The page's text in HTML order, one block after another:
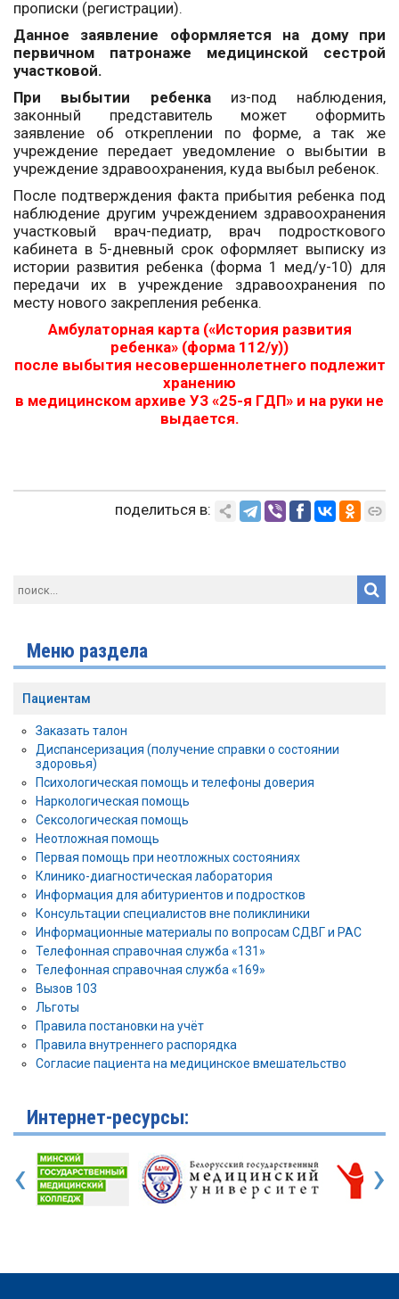
прописки (регистрации).
Данное заявление оформляется на дому при
первичном патронаже медицинской сестрой
участковой.
При выбытии ребенкаиз-под наблюдения,
законный представитель может оформить
заявление об откреплении по форме, а так же
учреждение передает уведомление о выбытии в
учреждение здравоохранения, куда выбыл ребенок.
После подтверждения факта прибытия ребенка под
наблюдение другим учреждением здравоохранения
участковый врач-педиатр, врач подросткового
кабинета в 5-дневный срок оформляет выписку из
истории развития ребенка (форма 1 мед/у-10) для
передачи их в учреждение здравоохранения по
месту нового закрепления ребенка.
Амбулаторная карта («История развития
ребенка» (форма 112/у))
после выбытия несовершеннолетнего подлежит
хранению
в медицинском архиве УЗ «25-я ГДП» и на руки не
выдается.
поделиться в:
Меню раздела
Пациентам
Заказать талон
Диспансеризация (получение справки о состоянии
здоровья)
Психологическая помощь и телефоны доверия
Наркологическая помощь
Сексологическая помощь
Неотложная помощь
Первая помощь при неотложных состояниях
Клинико-диагностическая лаборатория
Информация для абитуриентов и подростков
Консультации специалистов вне поликлиники
Информационные материалы по вопросам СДВГ и РАС
Телефонная справочная служба «131»
Телефонная справочная служба «169»
Вызов 103
Льготы
Правила постановки на учёт
Правила внутреннего распорядка
Согласие пациента на медицинское вмешательство
Интернет-ресурсы:
‹ ›